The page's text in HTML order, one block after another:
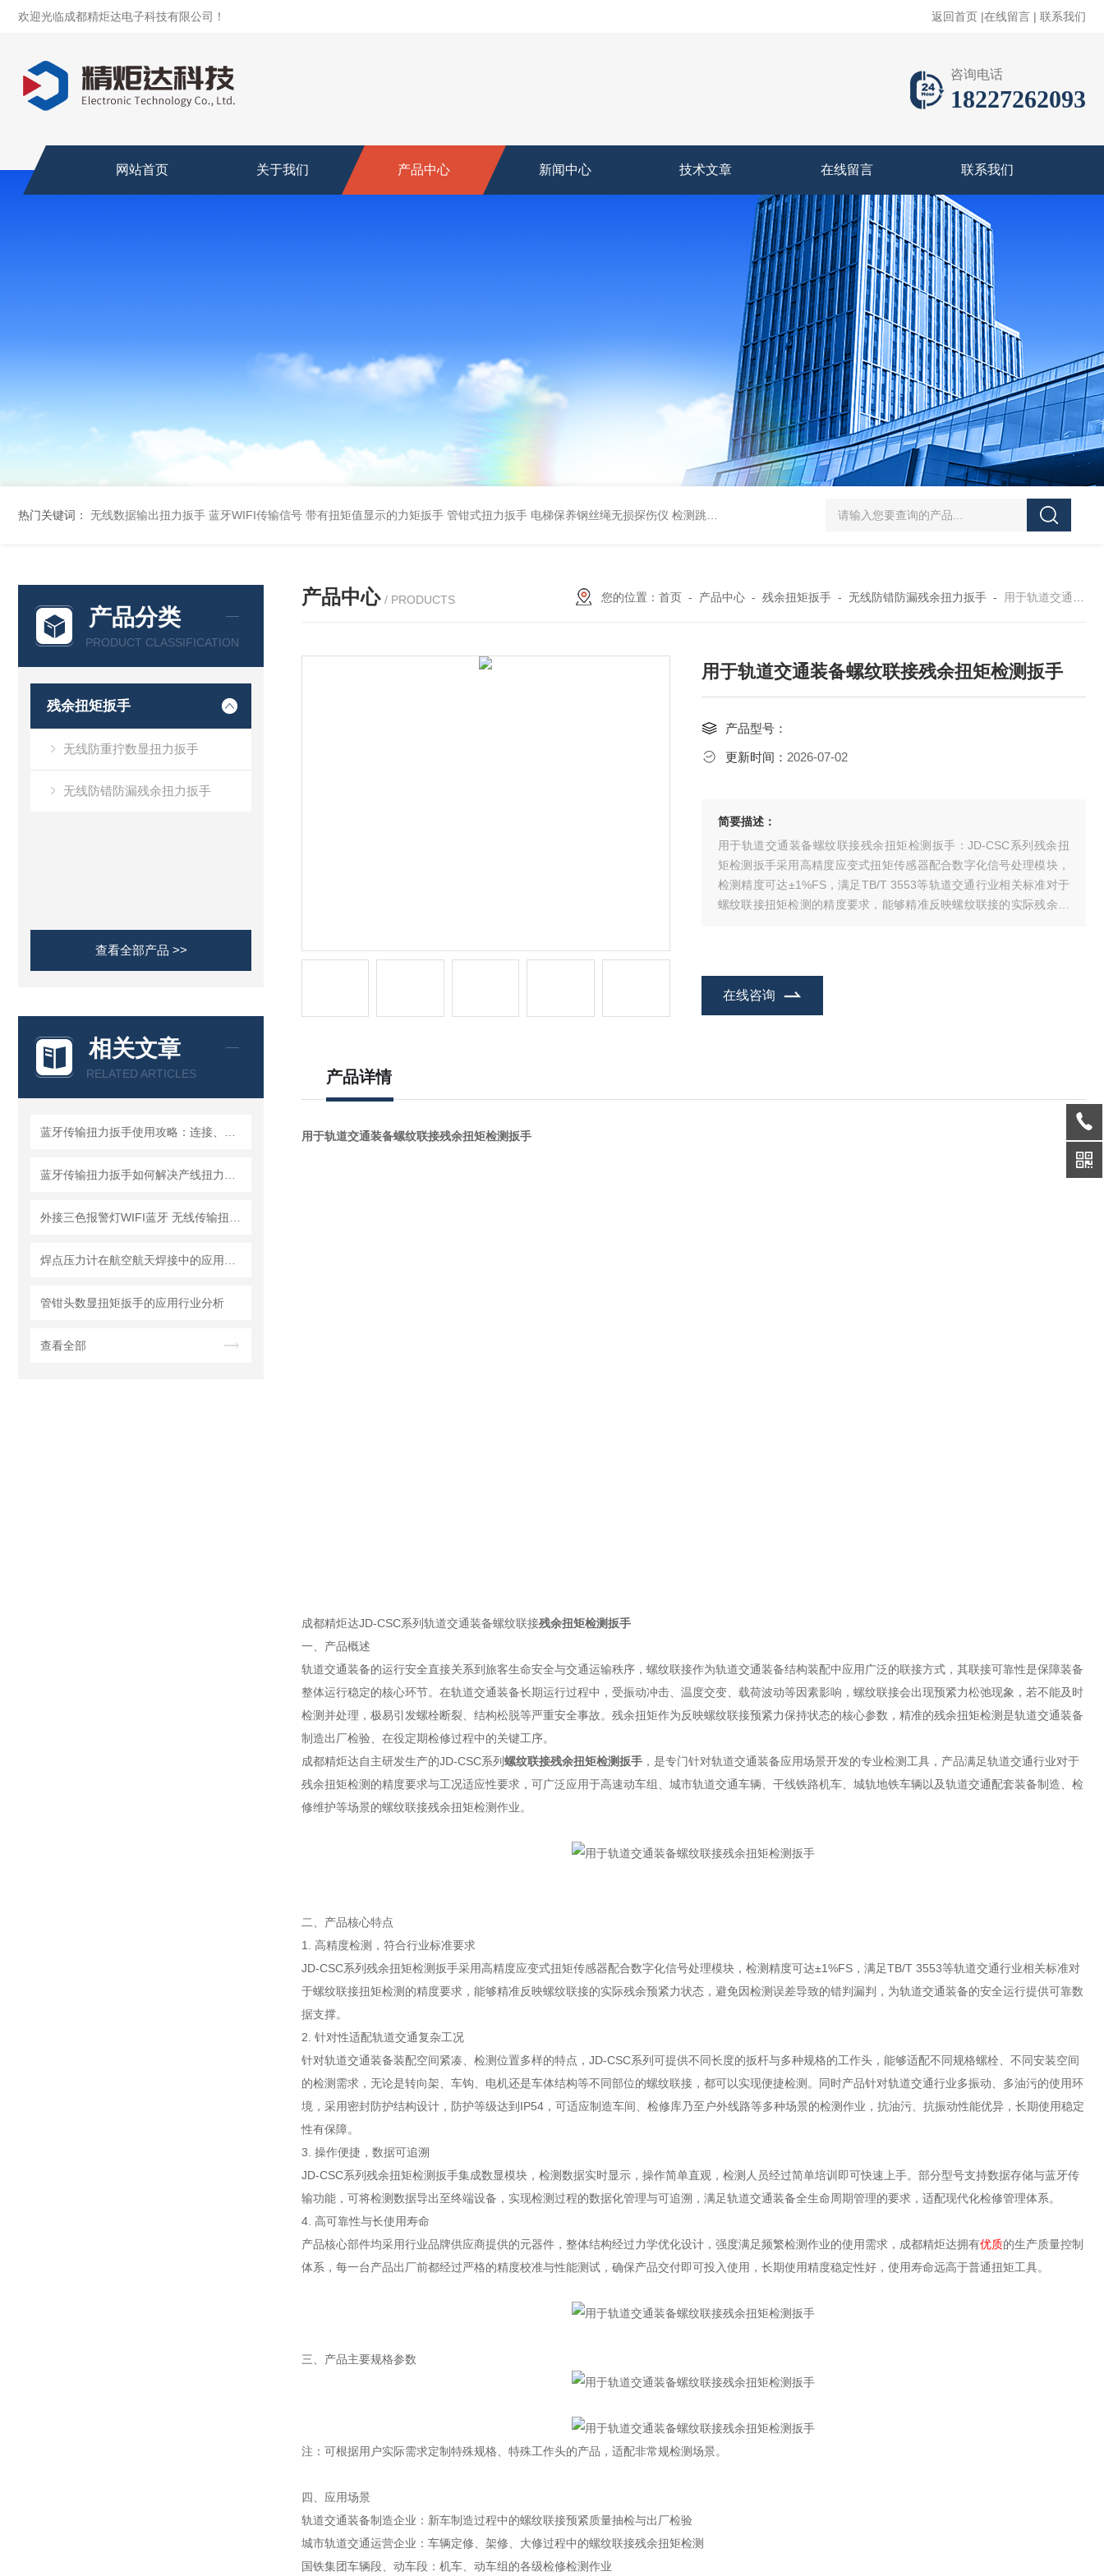
欢迎光临成都精炬达电子科技有限公司！ 返回首页 |在线留言 | 联系我们
咨询电话
18227262093
网站首页 关于我们 产品中心 新闻中心 技术文章 在线留言 联系我们
热门关键词： 无线数据输出扭力扳手 蓝牙WIFI传输信号 带有扭矩值显示的力矩扳手 管钳式扭力扳手 电梯保养钢丝绳无损探伤仪 检测跳丝/断丝 5-300N.m的扭矩扳手检定仪 机械扳手校准仪 JDSF100KN电子式拉
产品分类
PRODUCT CLASSIFICATION
残余扭矩扳手
无线防重拧数显扭力扳手
无线防错防漏残余扭力扳手
查看全部产品 >>
相关文章
RELATED ARTICLES
管钳头数显扭矩扳手的应用行业分析
查看全部
产品中心 / PRODUCTS 您的位置： 首页- 产品中心- 残余扭矩扳手- 无线防错防漏残余扭力扳手- 用于轨道交通装备螺纹联接残余扭矩检测扳手
用于轨道交通装备螺纹联接残余扭矩检测扳手
产品型号：
更新时间： 2026-07-02
简要描述：
用于轨道交通装备螺纹联接残余扭矩检测扳手：JD-CSC系列残余扭
矩检测扳手采用高精度应变式扭矩传感器配合数字化信号处理模块，
检测精度可达±1%FS，满足TB/T 3553等轨道交通行业相关标准对于
螺纹联接扭矩检测的精度要求，能够精准反映螺纹联接的实际残余预
在线咨询
产品详情
用于轨道交通装备螺纹联接残余扭矩检测扳手
成都精炬达JD-CSC系列轨道交通装备螺纹联接残余扭矩检测扳手
一、产品概述
轨道交通装备的运行安全直接关系到旅客生命安全与交通运输秩序，螺纹联接作为轨道交通装备结构装配中应用广泛的联接方式，其联接可靠性是保障装备
整体运行稳定的核心环节。在轨道交通装备长期运行过程中，受振动冲击、温度交变、载荷波动等因素影响，螺纹联接会出现预紧力松弛现象，若不能及时
检测并处理，极易引发螺栓断裂、结构松脱等严重安全事故。残余扭矩作为反映螺纹联接预紧力保持状态的核心参数，精准的残余扭矩检测是轨道交通装备
制造出厂检验、在役定期检修过程中的关键工序。
成都精炬达自主研发生产的JD-CSC系列螺纹联接残余扭矩检测扳手，是专门针对轨道交通装备应用场景开发的专业检测工具，产品满足轨道交通行业对于
残余扭矩检测的精度要求与工况适应性要求，可广泛应用于高速动车组、城市轨道交通车辆、干线铁路机车、城轨地铁车辆以及轨道交通配套装备制造、检
修维护等场景的螺纹联接残余扭矩检测作业。
二、产品核心特点
1. 高精度检测，符合行业标准要求
JD-CSC系列残余扭矩检测扳手采用高精度应变式扭矩传感器配合数字化信号处理模块，检测精度可达±1%FS，满足TB/T 3553等轨道交通行业相关标准对
于螺纹联接扭矩检测的精度要求，能够精准反映螺纹联接的实际残余预紧力状态，避免因检测误差导致的错判漏判，为轨道交通装备的安全运行提供可靠数
据支撑。
2. 针对性适配轨道交通复杂工况
针对轨道交通装备装配空间紧凑、检测位置多样的特点，JD-CSC系列可提供不同长度的扳杆与多种规格的工作头，能够适配不同规格螺栓、不同安装空间
的检测需求，无论是转向架、车钩、电机还是车体结构等不同部位的螺纹联接，都可以实现便捷检测。同时产品针对轨道交通行业多振动、多油污的使用环
境，采用密封防护结构设计，防护等级达到IP54，可适应制造车间、检修库乃至户外线路等多种场景的检测作业，抗油污、抗振动性能优异，长期使用稳定
性有保障。
3. 操作便捷，数据可追溯
JD-CSC系列残余扭矩检测扳手集成数显模块，检测数据实时显示，操作简单直观，检测人员经过简单培训即可快速上手。部分型号支持数据存储与蓝牙传
输功能，可将检测数据导出至终端设备，实现检测过程的数据化管理与可追溯，满足轨道交通装备全生命周期管理的要求，适配现代化检修管理体系。
4. 高可靠性与长使用寿命
产品核心部件均采用行业品牌供应商提供的元器件，整体结构经过力学优化设计，强度满足频繁检测作业的使用需求，成都精炬达拥有优质的生产质量控制
体系，每一台产品出厂前都经过严格的精度校准与性能测试，确保产品交付即可投入使用，长期使用精度稳定性好，使用寿命远高于普通扭矩工具。
三、产品主要规格参数
注：可根据用户实际需求定制特殊规格、特殊工作头的产品，适配非常规检测场景。
四、应用场景
轨道交通装备制造企业：新车制造过程中的螺纹联接预紧质量抽检与出厂检验
城市轨道交通运营企业：车辆定修、架修、大修过程中的螺纹联接残余扭矩检测
国铁集团车辆段、动车段：机车、动车组的各级检修检测作业